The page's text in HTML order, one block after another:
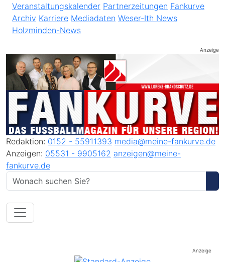
Veranstaltungskalender Partnerzeitungen Fankurve
Archiv Karriere Mediadaten Weser-Ith News
Holzminden-News
Anzeige
Redaktion: 0152 - 55911393 media@meine-fankurve.de
Anzeigen: 05531 - 9905162 anzeigen@meine-
fankurve.de
Anzeige